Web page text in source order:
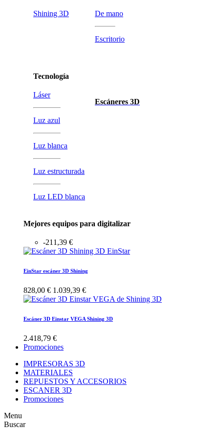
Shining 3D
Tecnología
Láser
Luz azul
Luz blanca
Luz estructurada
Luz LED blanca
De mano
Escritorio
Escáneres 3D
Mejores equipos para digitalizar
-211,39 €
EinStar escáner 3D Shining
828,00 € 1.039,39 €
Escáner 3D Einstar VEGA Shining 3D
2.418,79 €
Promociones
IMPRESORAS 3D
MATERIALES
REPUESTOS Y ACCESORIOS
ESCANER 3D
Promociones
Menu
Buscar